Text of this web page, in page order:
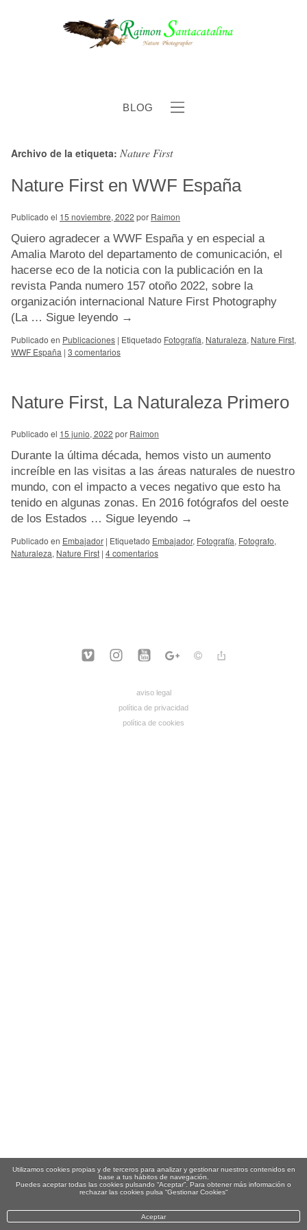
BLOG
Archivo de la etiqueta: Nature First
Nature First en WWF España
Publicado el 15 noviembre, 2022 por Raimon
Quiero agradecer a WWF España y en especial a
Amalia Maroto del departamento de comunicación, el
hacerse eco de la noticia con la publicación en la
revista Panda numero 157 otoño 2022, sobre la
organización internacional Nature First Photography
(La … Sigue leyendo →
Publicado en Publicaciones | Etiquetado Fotografía, Naturaleza, Nature First,
WWF España | 3 comentarios
Nature First, La Naturaleza Primero
Publicado el 15 junio, 2022 por Raimon
Durante la última década, hemos visto un aumento
increíble en las visitas a las áreas naturales de nuestro
mundo, con el impacto a veces negativo que esto ha
tenido en algunas zonas. En 2016 fotógrafos del oeste
de los Estados … Sigue leyendo →
Publicado en Embajador | Etiquetado Embajador, Fotografía, Fotografo,
Naturaleza, Nature First | 4 comentarios
aviso legal
política de privacidad
política de cookies
Utilizamos cookies propias y de terceros para analizar y gestionar nuestros contenidos en
base a tus hábitos de navegación.
Puedes aceptar todas las cookies pulsando “Aceptar”. Para obtener más información o
rechazar las cookies pulsa “Gestionar Cookies“
Aceptar